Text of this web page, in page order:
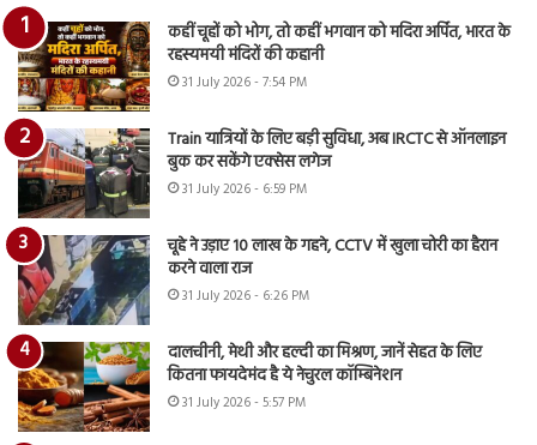
कहीं चूहों को भोग, तो कहीं भगवान को मदिरा अर्पित, भारत के
रहस्यमयी मंदिरों की कहानी
31 July 2026 - 7:54 PM
Train यात्रियों के लिए बड़ी सुविधा, अब IRCTC से ऑनलाइन
बुक कर सकेंगे एक्सेस लगेज
31 July 2026 - 6:59 PM
चूहे ने उड़ाए 10 लाख के गहने, CCTV में खुला चोरी का हैरान
करने वाला राज
31 July 2026 - 6:26 PM
दालचीनी, मेथी और हल्दी का मिश्रण, जानें सेहत के लिए
कितना फायदेमंद है ये नेचुरल कॉम्बिनेशन
31 July 2026 - 5:57 PM